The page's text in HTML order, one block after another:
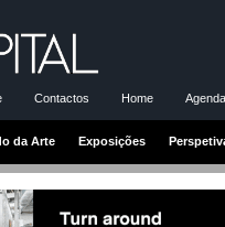
Contactos Home
da Arte Exposições